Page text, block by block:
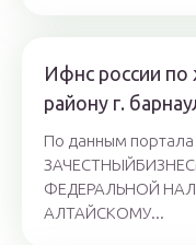
Ифнс россии
району г.
По данным портала
ФЕДЕРАЛЬНОЙ
АЛТАЙСКОМУ...